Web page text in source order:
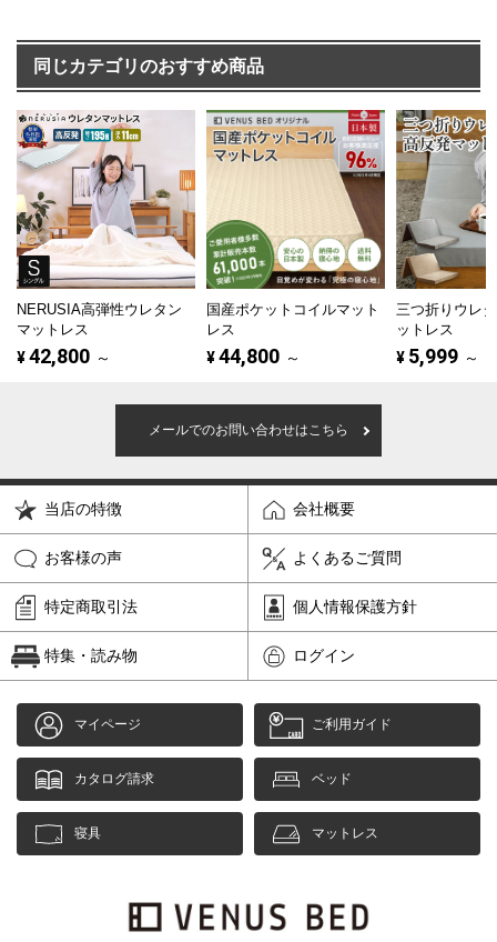
同じカテゴリのおすすめ商品
NERUSIA高弾性ウレタン
マットレス
¥42,800 ～
国産ポケットコイルマット
レス
¥44,800 ～
三つ折りウレ
ットレス
¥ 5,999 ～
メールでのお問い合わせはこちら
当店の特徴 会社概要
お客様の声 よくあるご質問
特定商取引法 個人情報保護方針
特集・読み物 ログイン
マイページ ご利用ガイド
カタログ請求 ベッド
寝具 マットレス